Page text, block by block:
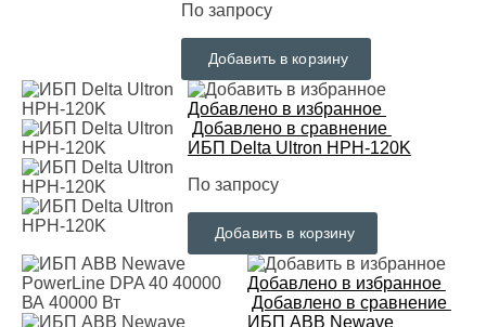
По запросу
Добавить в корзину
Добавлено в избранное
Добавлено в сравнение
ИБП Delta Ultron HPH-120K
По запросу
Добавить в корзину
Добавлено в избранное
Добавлено в сравнение
ИБП ABB Newave